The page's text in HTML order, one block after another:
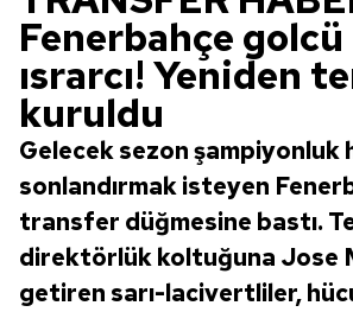
Fenerbahçe
ısrarcı! Yeniden
kuruldu
Gelecek sezon şampiyonluk
sonlandırmak isteyen
transfer düğmesine bastı.
direktörlük koltuğuna Jose
getiren sarı-lacivertliler,